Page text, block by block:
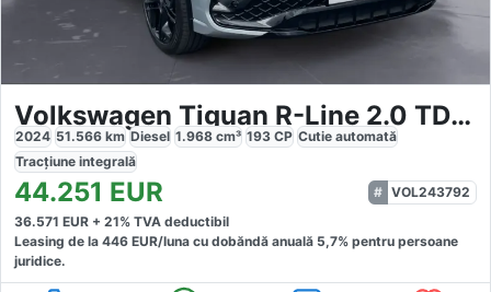
Volkswagen Tiguan R-Line 2.0 TDI 4M DSG
2024 51.566 km Diesel 1.968 cm³ 193 CP Cutie automată
Tracțiune integrală
44.251 EUR
VOL243792
36.571 EUR + 21% TVA deductibil
Leasing de la 446 EUR/luna cu dobăndă anuală 5,7% pentru persoane
juridice.